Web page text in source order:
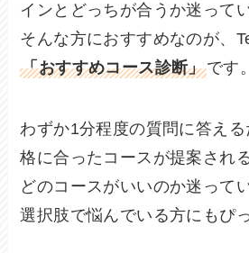
インとどっちが合うか迷ってい
そんな方におすすめなのが、
「おすすめコース診断」です。
わずか1分程度の質問に答え
格に合ったコースが提案され
どのコースがいいのか迷って
選択肢で悩んでいる方にもぴ